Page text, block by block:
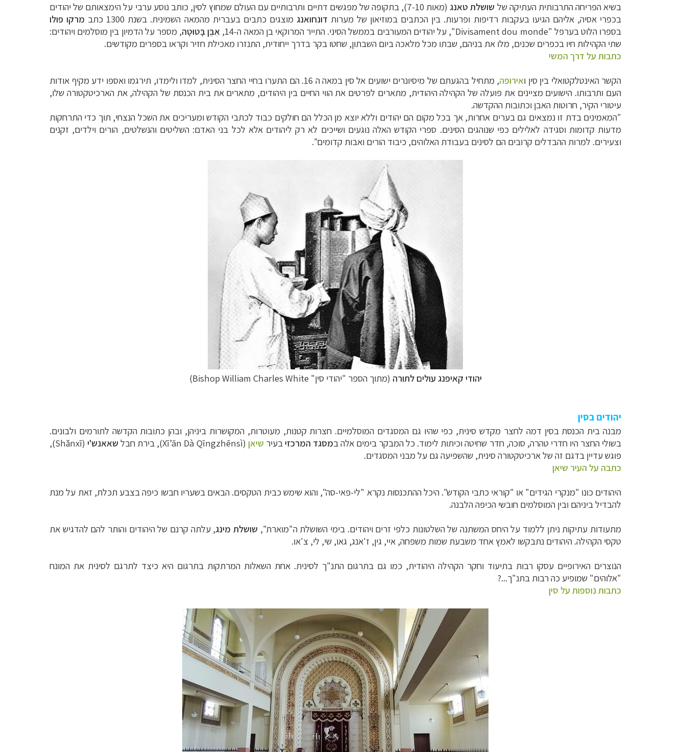
בשיא הפריחה התרבותית העתיקה של שושלת טאנג
(מאות 7-10), בתקופה של מפגשים דתיים ותרבותיים עם העולם שמחוץ לסין, כותב נוסע ערבי על הימצאותם של יהודים
בכפרי אסיה, אליהם הגיעו בעקבות רדיפות ופרעות. בין הכתבים במוזיאון של מערות דונחואנג מוצגים כתבים בעברית מהמאה השמינית. בשנת 1300 כתב
מרקו פולו
בספרו הלוט בערפל "Divisament dou monde", על יהודים המעורבים בממשל הסיני. התייר המרוקאי בן המאה ה-14, אִבֵּ‏ן בָּטוּ‏טָ‏ה, מספר על הדמיון בין מוסלמים ויהודים:
שתי הקהילות חיו בכפרים שכנים, מלו את בניהם, שבתו מכל מלאכה ביום השבתון, שחטו בקר בדרך ייחודית, התנזרו מאכילת חזיר וקראו בספרים מקודשים.
כתבות על דרך המשי
הקשר האינטלקטואלי בין סין ואירופה
, מתחיל בהגעתם של מיסיונרים ישועים אל סין במאה ה 16. הם התערו בחיי החצר הסינית, למדו ולימדו, תירגמו ואספו ידע מקיף אודות
העם ותרבותו. הישועים מציינים את פועלה של הקהילה היהודית, מתארים לפרטים את הווי החיים בין היהודים, מתארים את בית הכנסת של הקהילה, את הארכיטקטורה שלו,
עיטורי הקיר, חרוטות האבן וכתובות ההקדשה.
"המאמינים בדת זו נמצאים גם בערים אחרות, אך בכל מקום הם יהודים וללא יוצא מן הכלל הם חולקים כבוד לכתבי הקודש ומעריכים את השכל הנצחי, תוך כדי התרחקות
מדעות קדומות וסגידה לאלילים כפי שנוהגים הסינים. ספרי הקודש האלה נוגעים ושייכים לא רק ליהודים אלא לכל בני האדם: השליטים והנשלטים, הורים וילדים, זקנים
וצעירים. למרות ההבדלים קרובים הם לסינים בעבודת האלוהים, כיבוד הורים ואבות קדומים".
יהודי קאיפנג עולים לתורה (מתוך הספר "יהודי סין" Bishop William Charles White)
יהודים בסין
מבנה בית הכנסת בסין דמה לחצר מקדש סינית, כפי שהיו גם המסגדים המוסלמיים. חצרות קטנות, מעוטרות, המקושרות ביניהן, ובהן כתובות הקדשה לתורמים ולבונים.
בשולי החצר היו חדרי טהרה, סוכה, חדר שחיטה וכיתות לימוד. כל המבקר בימים אלה במסגד המרכזיבעיר שיאן (
Xī’ān Dà Qīngzhēnsì
), בירת חבל שאאנש'י
(Shǎnxī),
פוגש עדיין בדגם זה של ארכיטקטורה סינית, שהשפיעה גם על מבני המסגדים.
כתבה על העיר שיאן
היהודים כונו "מנקרי הגידים" או "קוראי כתבי הקודש". היכל ההתכנסות נקרא "לי-פאי-סה", והוא שימש כבית הטקסים. הבאים בשעריו חבשו כיפה בצבע תכלת, זאת על מנת
להבדיל ביניהם ובין המוסלמים חובשי הכיפה הלבנה.
מתעודות עתיקות ניתן ללמוד על היחס המשתנה של השלטונות כלפי זרים ויהודים. בימי השושלת ה"מוארת", שושלת מינג, עלתה קרנם של היהודים והותר להם להדגיש את
טקסי הקהילה. היהודים נתבקשו לאמץ אחד משבעת שמות משפחה, איי, גין, ז'אנג, גאו, שי, לי, צ'או.
הנוצרים האירופיים עסקו רבות בתיעוד וחקר הקהילה היהודית, כמו גם בתרגום התנ"ך לסינית. אחת השאלות המרתקות בתרגום היא כיצד לתרגם לסינית את המונח
"אלוהים" שמופיע כה רבות בתנ"ך...?
כתבות נוספות על סין
תכנון
לחצו לפרטים »
תכנון טיולים לאוסטרליה וניו זילנדלחצו לרשימת ההצעות »